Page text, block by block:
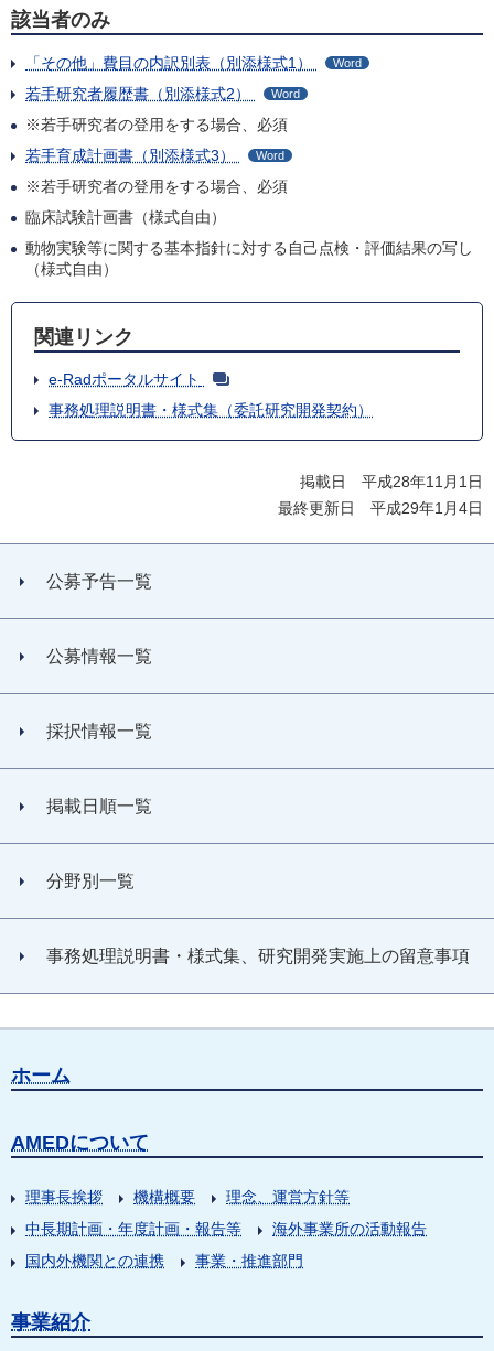
該当者のみ
「その他」費目の内訳別表（別添様式1） Word
若手研究者履歴書（別添様式2） Word
※若手研究者の登用をする場合、必須
若手育成計画書（別添様式3）
Word
※若手研究者の登用をする場合、必須
臨床試験計画書（様式自由）
動物実験等に関する基本指針に対する自己点検・評価結果の写し
（様式自由）
関連リンク
e-Radポータルサイト
事務処理説明書・様式集（委託研究開発契約）
掲載日 平成28年11月1日
最終更新日 平成29年1月4日
公募予告一覧
公募情報一覧
採択情報一覧
掲載日順一覧
分野別一覧
事務処理説明書・様式集、研究開発実施上の留意事項
ホーム
AMEDについて
理事長挨拶 機構概要
理念、運営方針等
中長期計画・年度計画・報告等
海外事業所の活動報告
国内外機関との連携
事業・推進部門
事業紹介